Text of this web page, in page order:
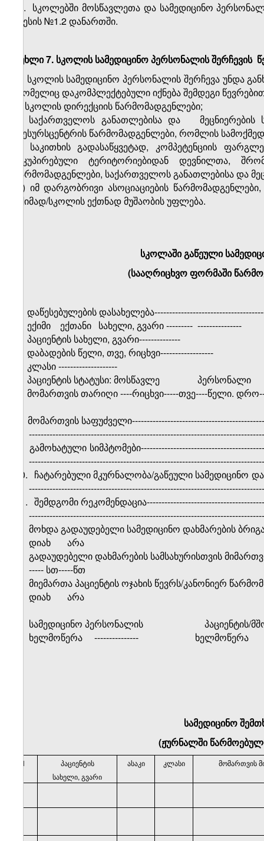
5. სკოლებში მოსწავლეთა და სამედიცინო
წესის №1.2 დანართში.
მუხლი 7. სკოლის სამედიცინო პერსონალის შერჩევის
სკოლის სამედიცინო პერსონალის შერჩევა უნდა
რომელიც დაკომპლექტებული იქნება შემდეგი
ა) სკოლის დირექციის წარმომადგენლები;
ბ) საქართველოს განათლებისა და
რესურსცენტრის წარმომადგენლები, რომლის
გ) საკითხის გადასაწყვეტად, კომპეტენციის
ოკუპირებული ტერიტორიებიდან დევნილთა,
წარმომადგენლები, საქართველოს განათლებისა და
დ) იმ დარგობრივი ასოციაციების
ექიმად/სკოლის ექთნად მუშაობის უფლება.
სკოლაში გაწეული
(სააღრიცხვო ფორმაში
დაწესებულების
ექიმი ექთანი სახელი, გვარი --------- ---------------
პაციენტის სახელი, გვარი--------------
დაბადების წელი, თვე, რიცხვი------------------
კლასი --------------------
პაციენტის სტატუსი: მოსწავლე
პერსონალი
მომართვის თარიღი ----რიცხვი-----თვე----წელი.
მომართვის
გამოხატული
10. ჩატარებული მკურნალობა/გაწეული სამედიცინო
11. შემდგომი
მოხდა გადაუდებელი სამედიცინო დახმარების
დიახ
არა
გადაუდებელი დახმარების სამსახურისთვის
----- სთ-----წთ
მიემართა პაციენტის ოჯახის წევრს/კანონიერ
დიახ
არა
სამედიცინო პერსონალის
პაციენტის/
ხელმოწერა
--------------- ხელმოწერა
სამედიცინო
(ჟურნალში
N
პაციენტის
სახელი, გვარი
ასაკი კლასი მომართვის